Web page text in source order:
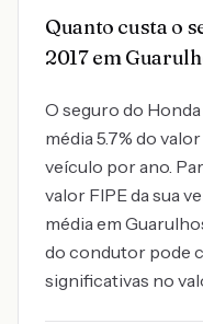
Quanto custa o
2017 em
O seguro do
média 5.7% do
veículo por ano.
valor FIPE da sua
média em
do condutor pode
significativas no